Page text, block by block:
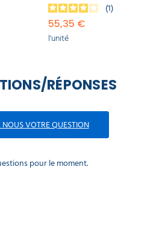
1
55,35 €
l'unité
RÉPONSES
VOTRE QUESTION
pour le moment.